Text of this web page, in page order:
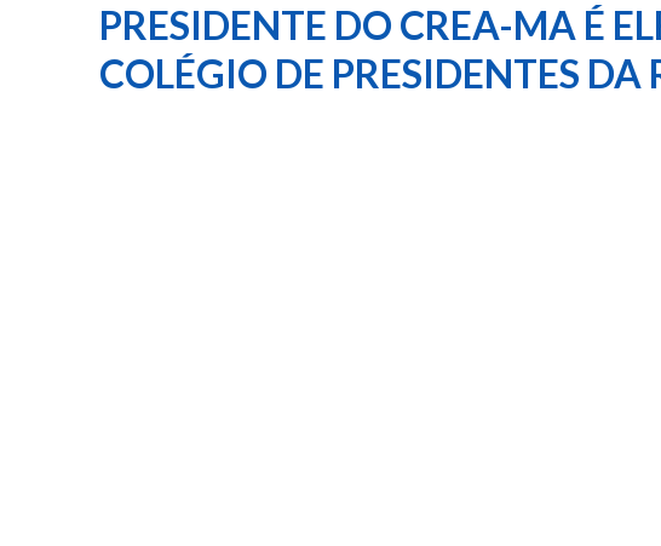
PRESIDENTE DO CREA-MA É
COLÉGIO DE PRESIDENTES DA